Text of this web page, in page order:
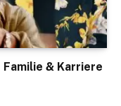
Familie & Karriere